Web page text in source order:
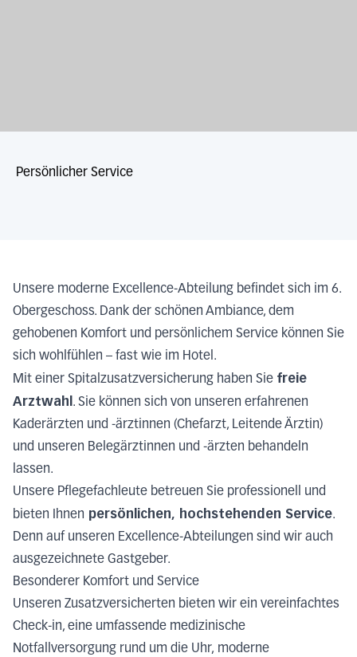
Persönlicher Service
Unsere moderne Excellence-Abteilung befindet sich im 6.
Obergeschoss. Dank der schönen Ambiance, dem
gehobenen Komfort und persönlichem Service können Sie
sich wohlfühlen – fast wie im Hotel.
Mit einer Spitalzusatzversicherung haben Sie freie
Arztwahl . Sie können sich von unseren erfahrenen
Kaderärzten und -ärztinnen (Chefarzt, Leitende Ärztin)
und unseren Belegärztinnen und -ärzten behandeln
lassen.
Unsere Pflegefachleute betreuen Sie professionell und
bieten Ihnen persönlichen, hochstehenden Service.
Denn auf unseren Excellence-Abteilungen sind wir auch
ausgezeichnete Gastgeber.
Besonderer Komfort und Service
Unseren Zusatzversicherten bieten wir ein vereinfachtes
Check-in, eine umfassende medizinische
Notfallversorgung rund um die Uhr, moderne